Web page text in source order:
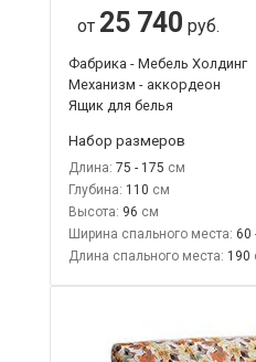
от 25 740 руб.
Фабрика - Мебель Холдинг
Механизм - аккордеон
Ящик для белья
Набор размеров
Длина: 75 - 175
Глубина: 110
Высота: 96
Ширина спального места: 60
Длина спального места: 190